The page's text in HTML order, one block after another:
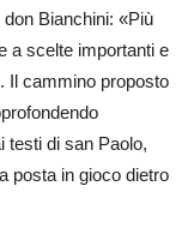
Bianchini: «Più
a scelte importanti e
Il cammino proposto
testi di san Paolo,
posta in gioco dietro